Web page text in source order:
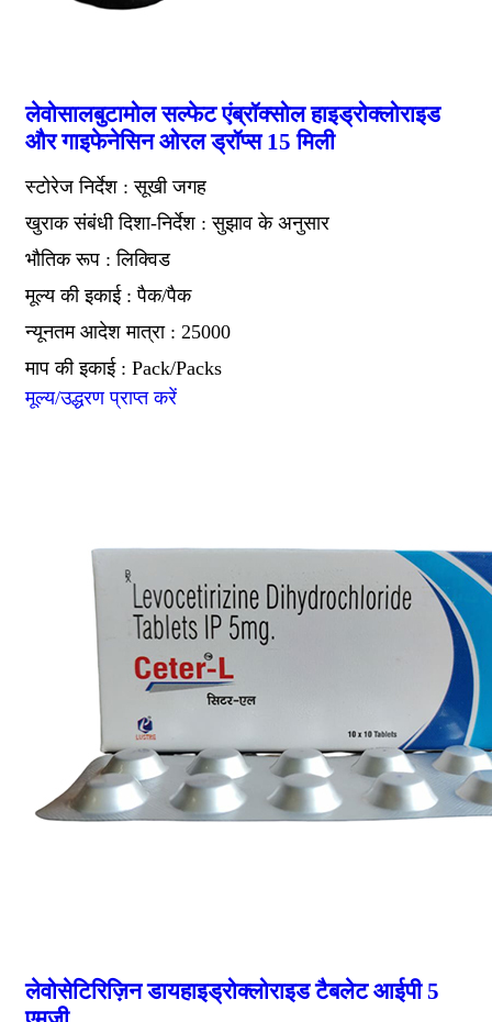
लेवोसालबुटामोल सल्फेट एंब्रॉक्सोल हाइड्रोक्लोराइड
और गाइफेनेसिन ओरल ड्रॉप्स 15 मिली
स्टोरेज निर्देश : सूखी जगह
खुराक संबंधी दिशा-निर्देश : सुझाव के अनुसार
भौतिक रूप : लिक्विड
मूल्य की इकाई : पैक/पैक
न्यूनतम आदेश मात्रा : 25000
माप की इकाई : Pack/Packs
मूल्य/उद्धरण प्राप्त करें
लेवोसेटिरिज़िन डायहाइड्रोक्लोराइड टैबलेट आईपी 5